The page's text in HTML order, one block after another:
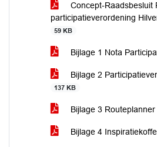
Concept-Raadsbesluit
participatieverordening
59 KB
Bijlage 1 Nota
Bijlage 2
137 KB
Bijlage 3
Bijlage 4